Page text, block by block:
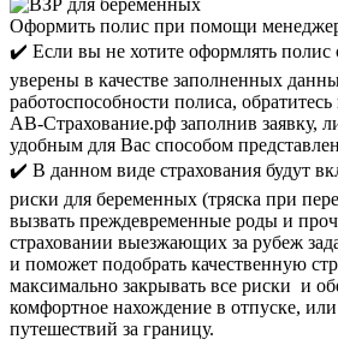
Оформить полис при помощи
✔️ Если вы не хотите оформлять полис
уверены в качестве заполненных
работоспособности полиса,
АВ-Страхование.рф заполнив заявку,
удобным для Вас способом
✔️ В данном виде страхования будут
риски для беременных (тряска при
вызвать преждевременные роды и
страховании выезжающих за рубеж
и поможет подобрать качественную
максимально закрывать все риски и
комфортное нахождение в отпуске,
путешествий за границу.